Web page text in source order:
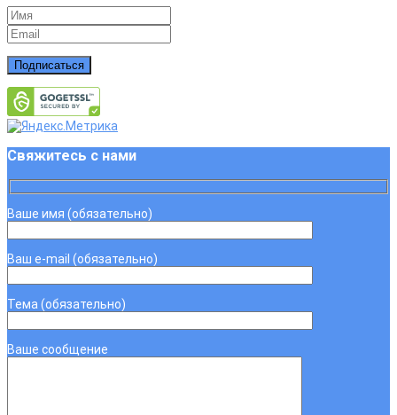
Подписаться
Свяжитесь с нами
Ваше имя (обязательно)
Ваш e-mail (обязательно)
Тема (обязательно)
Ваше сообщение